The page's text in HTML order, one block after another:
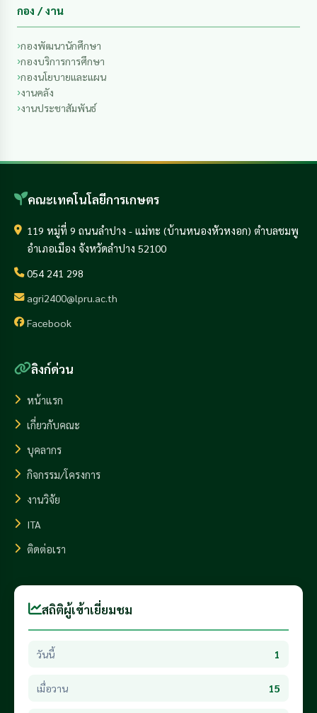
กอง / งาน
กองพัฒนานักศึกษา
กองบริการการศึกษา
กองนโยบายและแผน
งานคลัง
งานประชาสัมพันธ์
คณะเทคโนโลยีการเกษตร
119 หมู่ที่ 9 ถนนลำปาง - แม่ทะ (บ้านหนองหัวหงอก) ตำบลชมพู
อำเภอเมือง จังหวัดลำปาง 52100
054 241 298
agri2400@lpru.ac.th
Facebook
ลิงก์ด่วน
หน้าแรก
เกี่ยวกับคณะ
บุคลากร
กิจกรรม/โครงการ
งานวิจัย
ITA
ติดต่อเรา
สถิติผู้เข้าเยี่ยมชม
วันนี้ 1
เมื่อวาน 15